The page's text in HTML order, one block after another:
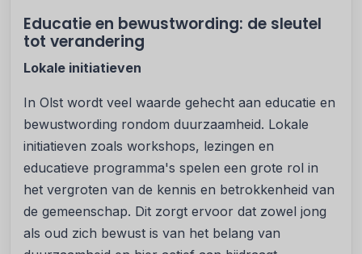
Educatie en bewustwording: de sleutel
tot verandering
Lokale initiatieven
In Olst wordt veel waarde gehecht aan educatie en
bewustwording rondom duurzaamheid. Lokale
initiatieven zoals workshops, lezingen en
educatieve programma's spelen een grote rol in
het vergroten van de kennis en betrokkenheid van
de gemeenschap. Dit zorgt ervoor dat zowel jong
als oud zich bewust is van het belang van